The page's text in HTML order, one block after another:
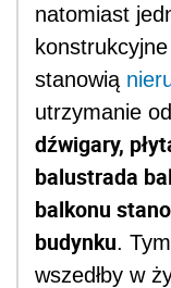
natomiast
stanowią
utrzymanie
dźwigary,
balustrada
balkonu
budynku.
wszedłby w